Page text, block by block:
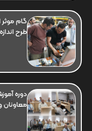
گام موثر
طرح
دوره
معاونان